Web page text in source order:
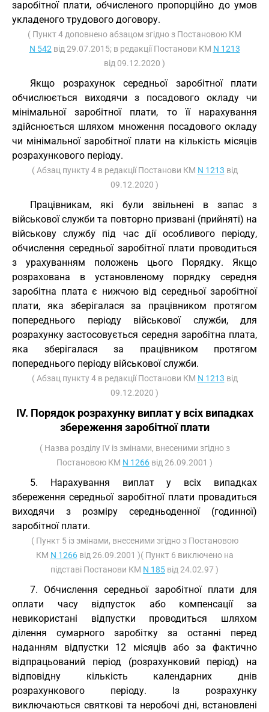
заробітної плати, обчисленого пропорційно до умов
укладеного трудового договору.
( Пункт 4 доповнено абзацом згідно з Постановою КМ
N 542 від 29.07.2015; в редакції Постанови КМ N 1213
від 09.12.2020 )
Якщо розрахунок середньої заробітної плати
обчислюється виходячи з посадового окладу чи
мінімальної заробітної плати, то її нарахування
здійснюється шляхом множення посадового окладу
чи мінімальної заробітної плати на кількість місяців
розрахункового періоду.
( Абзац пункту 4 в редакції Постанови КМ N 1213 від
09.12.2020 )
Працівникам, які були звільнені в запас з
військової служби та повторно призвані (прийняті) на
військову службу під час дії особливого періоду,
обчислення середньої заробітної плати проводиться
з урахуванням положень цього Порядку. Якщо
розрахована в установленому порядку середня
заробітна плата є нижчою від середньої заробітної
плати, яка зберігалася за працівником протягом
попереднього періоду військової служби, для
розрахунку застосовується середня заробітна плата,
яка зберігалася за працівником протягом
попереднього періоду військової служби.
( Абзац пункту 4 в редакції Постанови КМ N 1213 від
09.12.2020 )
IV. Порядок розрахунку виплат у всіх випадках
збереження заробітної плати
( Назва розділу IV із змінами, внесеними згідно з
Постановою КМ N 1266 від 26.09.2001 )
5. Нарахування виплат у всіх випадках
збереження середньої заробітної плати провадиться
виходячи з розміру середньоденної (годинної)
заробітної плати.
( Пункт 5 із змінами, внесеними згідно з Постановою
КМ N 1266від 26.09.2001 )( Пункт 6 виключено на
підставі Постанови КМ N 185 від 24.02.97 )
7. Обчислення середньої заробітної плати для
оплати часу відпусток або компенсації за
невикористані відпустки проводиться шляхом
ділення сумарного заробітку за останні перед
наданням відпустки 12 місяців або за фактично
відпрацьований період (розрахунковий період) на
відповідну кількість календарних днів
розрахункового періоду. Із розрахунку
виключаються святкові та неробочі дні, встановлені